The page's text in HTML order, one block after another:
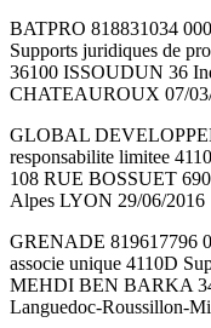
BATPRO 818831034
Supports juridiques de
36100 ISSOUDUN 36
CHATEAUROUX 07/
GLOBAL
responsabilite limitee
108 RUE BOSSUET
Alpes LYON 29/06/2016
GRENADE 819617796
associe unique 4110D
MEHDI BEN BARKA
Languedoc-Roussillon-